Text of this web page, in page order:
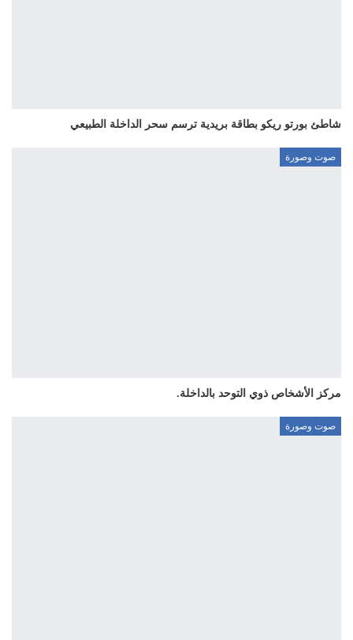
شاطئ بورتو ريكو بطاقة بريدية ترسم سحر الداخلة الطبيعي
صوت وصورة
مركز الأشخاص ذوي التوحد بالداخلة.
صوت وصورة